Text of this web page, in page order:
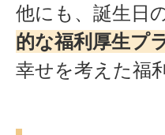
他にも、誕生日
的な福利厚生プ
幸せを考えた福